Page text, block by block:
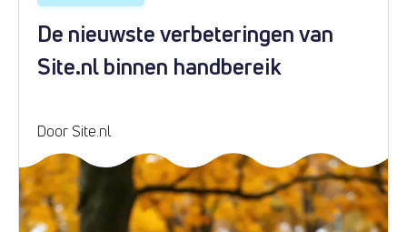
De nieuwste verbeteringen van
Site.nl binnen handbereik
Door Site.nl